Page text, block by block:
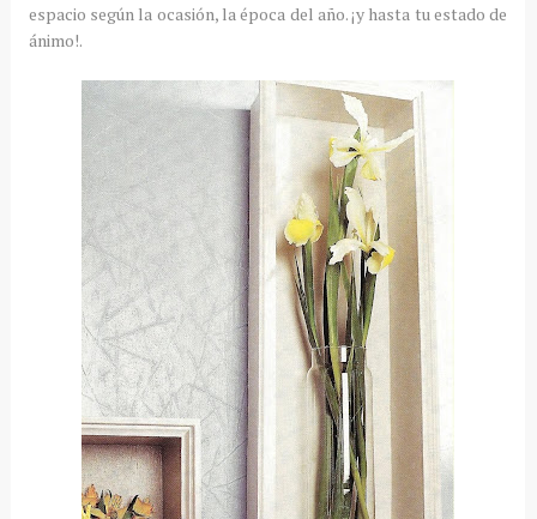
espacio según la ocasión, la época del año. ¡y hasta tu estado de
ánimo!.